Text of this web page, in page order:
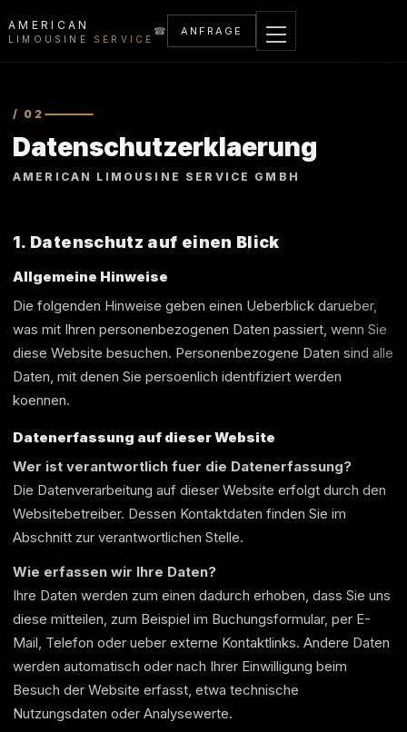
AMERICAN
LIMOUSINE SERVICE
☎ ANFRAGE
/ 02
Datenschutzerklaerung
AMERICAN LIMOUSINE SERVICE GMBH
1. Datenschutz auf einen Blick
Allgemeine Hinweise
Die folgenden Hinweise geben einen Ueberblick darueber,
was mit Ihren personenbezogenen Daten passiert, wenn Sie
diese Website besuchen. Personenbezogene Daten sind alle
Daten, mit denen Sie persoenlich identifiziert werden
koennen.
Datenerfassung auf dieser Website
Wer ist verantwortlich fuer die Datenerfassung?
Die Datenverarbeitung auf dieser Website erfolgt durch den
Websitebetreiber. Dessen Kontaktdaten finden Sie im
Abschnitt zur verantwortlichen Stelle.
Wie erfassen wir Ihre Daten?
Ihre Daten werden zum einen dadurch erhoben, dass Sie uns
diese mitteilen, zum Beispiel im Buchungsformular, per E-
Mail, Telefon oder ueber externe Kontaktlinks. Andere Daten
werden automatisch oder nach Ihrer Einwilligung beim
Besuch der Website erfasst, etwa technische
Nutzungsdaten oder Analysewerte.